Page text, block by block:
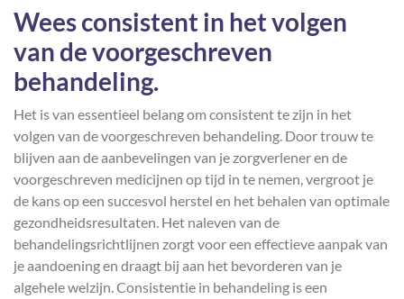
Wees consistent in het volgen
van de voorgeschreven
behandeling.
Het is van essentieel belang om consistent te zijn in het
volgen van de voorgeschreven behandeling. Door trouw te
blijven aan de aanbevelingen van je zorgverlener en de
voorgeschreven medicijnen op tijd in te nemen, vergroot je
de kans op een succesvol herstel en het behalen van optimale
gezondheidsresultaten. Het naleven van de
behandelingsrichtlijnen zorgt voor een effectieve aanpak van
je aandoening en draagt bij aan het bevorderen van je
algehele welzijn. Consistentie in behandeling is een